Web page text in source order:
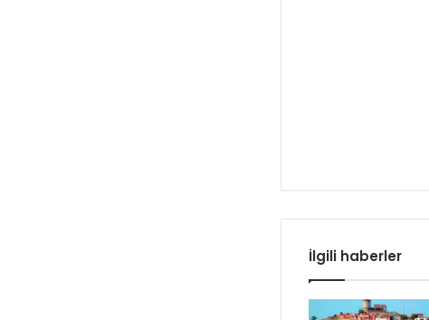
İlgili haberler